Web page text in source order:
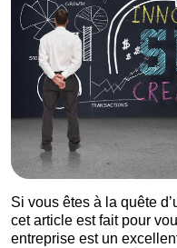
Si vous êtes à la quête
cet article est fait pour
entreprise est un